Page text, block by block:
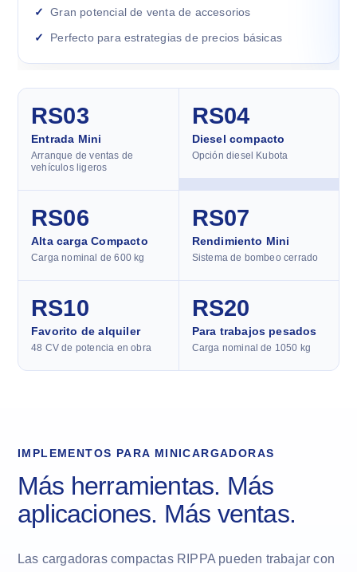
Gran potencial de venta de accesorios
Perfecto para estrategias de precios básicas
RS03
Entrada Mini
Arranque de ventas de
vehículos ligeros
RS04
Diesel compacto
Opción diesel Kubota
RS06
Alta carga Compacto
Carga nominal de 600 kg
RS07
Rendimiento Mini
Sistema de bombeo cerrado
RS10
Favorito de alquiler
48 CV de potencia en obra
RS20
Para trabajos pesados
Carga nominal de 1050 kg
IMPLEMENTOS PARA MINICARGADORAS
Más herramientas. Más
aplicaciones. Más ventas.
Las cargadoras compactas RIPPA pueden trabajar con